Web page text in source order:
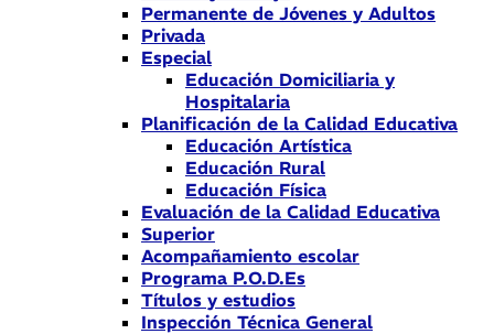
Permanente de Jóvenes y Adultos
Privada
Especial
Educación Domiciliaria y
Hospitalaria
Planificación de la Calidad Educativa
Educación Artística
Educación Rural
Educación Física
Evaluación de la Calidad Educativa
Superior
Acompañamiento escolar
Programa P.O.D.Es
Títulos y estudios
Inspección Técnica General